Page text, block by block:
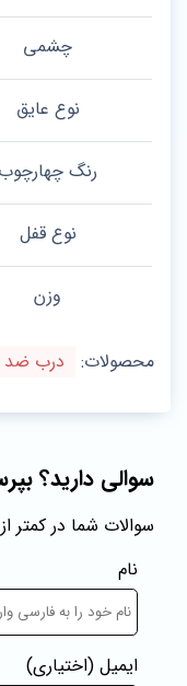
چشمی
نوع عایق
رنگ چهارچوب
نوع قفل
وزن
محصولات: درب
سوالی دارید؟
سوالات شما در کمتر از 24 ساعت پاسخ داده خواهند شد
نام
ایمیل (اختیاری)